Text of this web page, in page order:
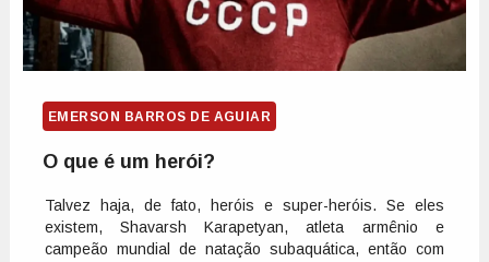
EMERSON BARROS DE AGUIAR
O que é um herói?
Talvez haja, de fato, heróis e super-heróis. Se eles
existem, Shavarsh Karapetyan, atleta armênio e
campeão mundial de natação subaquática, então com